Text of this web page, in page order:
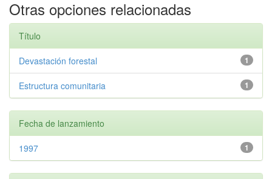
Otras opciones relacionadas
Título
1
Devastación forestal
1
Estructura comunitaria
Fecha de lanzamiento
1
1997